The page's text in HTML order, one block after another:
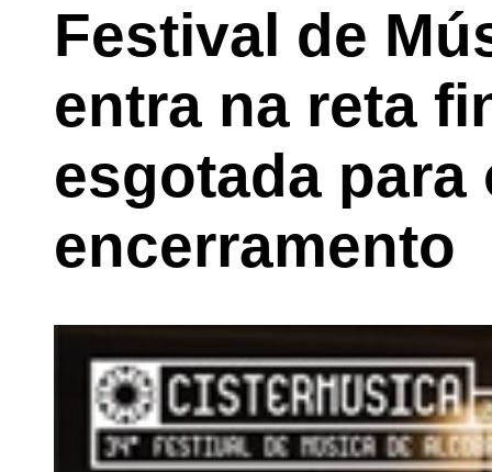
Festival de
entra na reta
esgotada
encerramento